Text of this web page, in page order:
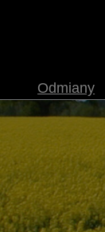
Odmiany